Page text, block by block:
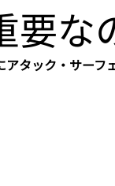
要な
アタック・サー